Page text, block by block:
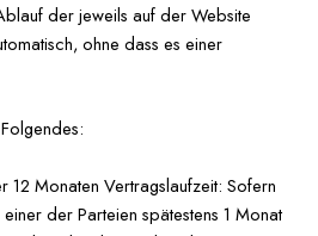
der jeweils auf der Website
ohne dass es einer
12 Monaten Vertragslaufzeit: Sofern
der Parteien spätestens 1 Monat